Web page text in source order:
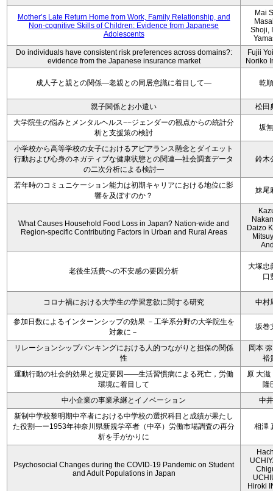
Mother’s Late Return Home from Work, Family Relationship, and
Non-cognitive Skills of Children: Evidence from Japanese
Adolescents
Mai
Shoji,
Do individuals have consistent risk preferences across domains?:
evidence from the Japanese insurance market
Fujii
Noriko
成人子と親との関係―老親との同居意識に着目して― 乾
親子関係とお小遣い
松田
大学院生の悩みとメンタルヘルス−−ジェンダーの観点からの統計分
析と支援策の検討
坂
小学校から高等学校の女子におけるアピアランス懸念とダイエット
行動および心身のネガティブな健康状態との関連―社会調査データ
の二次分析による検討―
鈴木
若年時のコミュニケーション能力は初期キャリアにおける地位に影
響を及ぼすのか？
妹尾
What Causes Household Food Loss in Japan? Nation-wide and
Region-specific Contributing Factors in Urban and Rural Areas
Daizo
老後生活費への不安感の要因分析
大塚忠
口
コロナ禍における大学生の学習意欲に関する研究 中村
参加日数によるインターンシップの効果 －工学系分野の大学院生を
対象に－
坂巻
リレーションシップバンキングにおける人的つながりと担保の関係
性
岡本
裕
運動行動の社会的効果と規定要因――生活習慣病による死亡，労働
環境に着目して
原 大滋
隆
中小企業の事業承継とイノベーション
中
新制中学校黎明期中卒者における中学校の選択科目と成績が果たし
た役割―ー1953年神奈川県新規学卒者（中卒）労働市場調査の再分
析を手がかりに
相澤
Psychosocial Changes during the COVID-19 Pandemic on Student
and Adult Populations in Japan
Hiroki